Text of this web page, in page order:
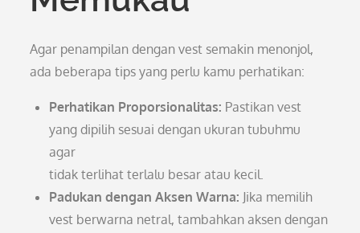
Agar penampilan dengan vest semakin menonjol,
ada beberapa tips yang perlu kamu perhatikan:
Perhatikan Proporsionalitas: Pastikan vest
yang dipilih sesuai dengan ukuran tubuhmu
agar
tidak terlihat terlalu besar atau kecil.
Padukan dengan Aksen Warna: Jika memilih
vest berwarna netral, tambahkan aksen dengan